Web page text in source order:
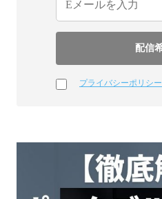
プライバシーポリシー